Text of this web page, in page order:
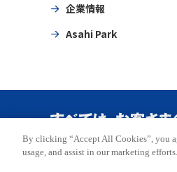
企業情報
Asahi Park
Copyright © ASAHI BREWERIES,
By clicking “Accept All Cookies”, you
usage, and assist in our marketing efforts.